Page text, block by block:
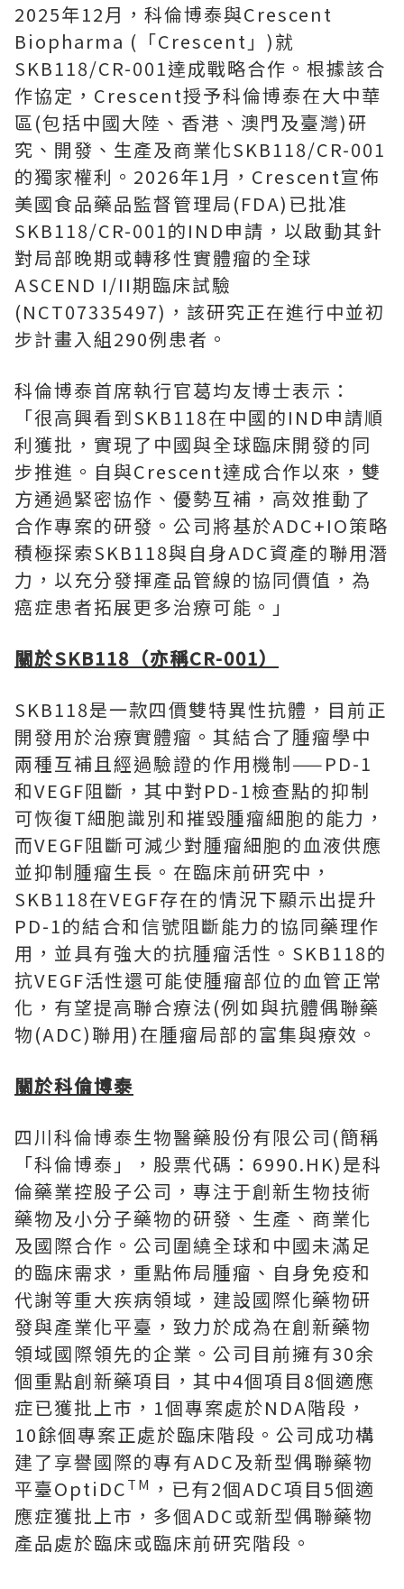
2025年12月，科倫博泰與Crescent
Biopharma ( 「Crescent 」 )就
SKB118/CR-001達成戰略合作。根據該合
作協定，Crescent授予科倫博泰在大中華
區(包括中國大陸、香港、澳門及臺灣)研
究、開發、生產及商業化SKB118/CR-001
的獨家權利。2026年1月，Crescent宣佈
美國食品藥品監督管理局(FDA)已批准
SKB118/CR-001的IND申請，以啟動其針
對局部晚期或轉移性實體瘤的全球
ASCEND I/II期臨床試驗
(NCT07335497)，該研究正在進行中並初
步計畫入組290例患者。
科倫博泰首席執行官葛均友博士表示：
「很高興看到SKB118在中國的IND申請順
利獲批，實現了中國與全球臨床開發的同
步推進。自與Crescent達成合作以來，雙
方通過緊密協作、優勢互補，高效推動了
合作專案的研發。公司將基於ADC+IO策略
積極探索SKB118與自身ADC資產的聯用潛
力，以充分發揮產品管線的協同價值，為
癌症患者拓展更多治療可能。 」
關於SKB118 （亦稱CR-001）
SKB118是一款四價雙特異性抗體，目前正
開發用於治療實體瘤。其結合了腫瘤學中
兩種互補且經過驗證的作用機制——PD-1
和VEGF阻斷，其中對PD-1檢查點的抑制
可恢復T細胞識別和摧毀腫瘤細胞的能力，
而VEGF阻斷可減少對腫瘤細胞的血液供應
並抑制腫瘤生長。在臨床前研究中，
SKB118在VEGF存在的情況下顯示出提升
PD-1的結合和信號阻斷能力的協同藥理作
用，並具有強大的抗腫瘤活性。SKB118的
抗VEGF活性還可能使腫瘤部位的血管正常
化，有望提高聯合療法(例如與抗體偶聯藥
物(ADC)聯用)在腫瘤局部的富集與療效。
關於科倫博泰
四川科倫博泰生物醫藥股份有限公司(簡稱
「科倫博泰 」
，股票代碼：6990.HK)是科
倫藥業控股子公司，專注于創新生物技術
藥物及小分子藥物的研發、生產、商業化
及國際合作。公司圍繞全球和中國未滿足
的臨床需求，重點佈局腫瘤、自身免疫和
代謝等重大疾病領域，建設國際化藥物研
發與產業化平臺，致力於成為在創新藥物
領域國際領先的企業。公司目前擁有30余
個重點創新藥項目，其中4個項目8個適應
症已獲批上市，1個專案處於NDA階段，
10餘個專案正處於臨床階段。公司成功構
建了享譽國際的專有ADC及新型偶聯藥物
平臺OptiDCTM ，已有2個ADC項目5個適
應症獲批上市，多個ADC或新型偶聯藥物
產品處於臨床或臨床前研究階段。